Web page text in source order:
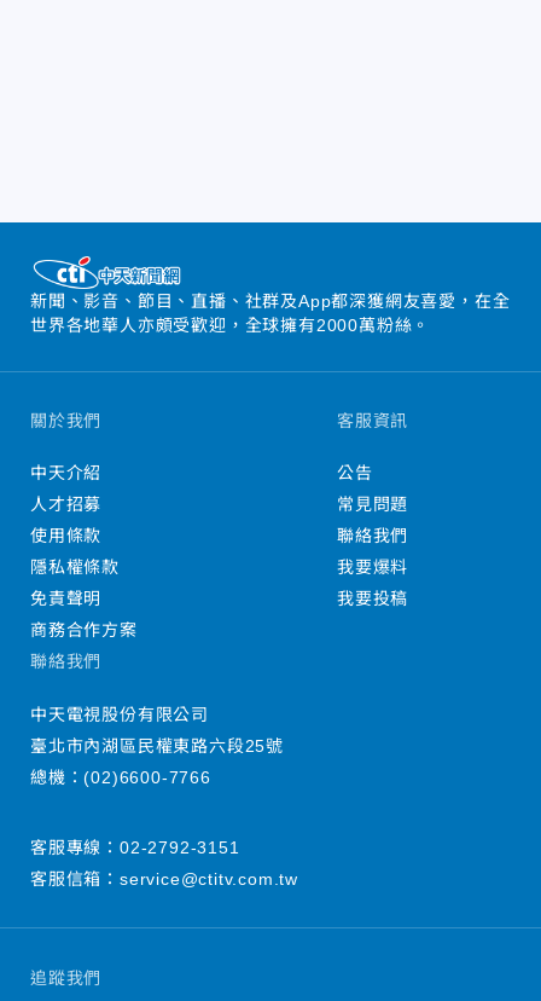
新聞、影音、節目、直播、社群及App都深獲網友喜愛，在全
世界各地華人亦頗受歡迎，全球擁有2000萬粉絲。
追蹤我們
關於我們
中天介紹
人才招募
使用條款
隱私權條款
免責聲明
商務合作方案
客服資訊
公告
常見問題
聯絡我們
我要爆料
我要投稿
聯絡我們
中天電視股份有限公司
臺北市內湖區民權東路六段25號
總機：(02)6600-7766
客服專線： 02-2792-3151
客服信箱： service@ctitv.com.tw